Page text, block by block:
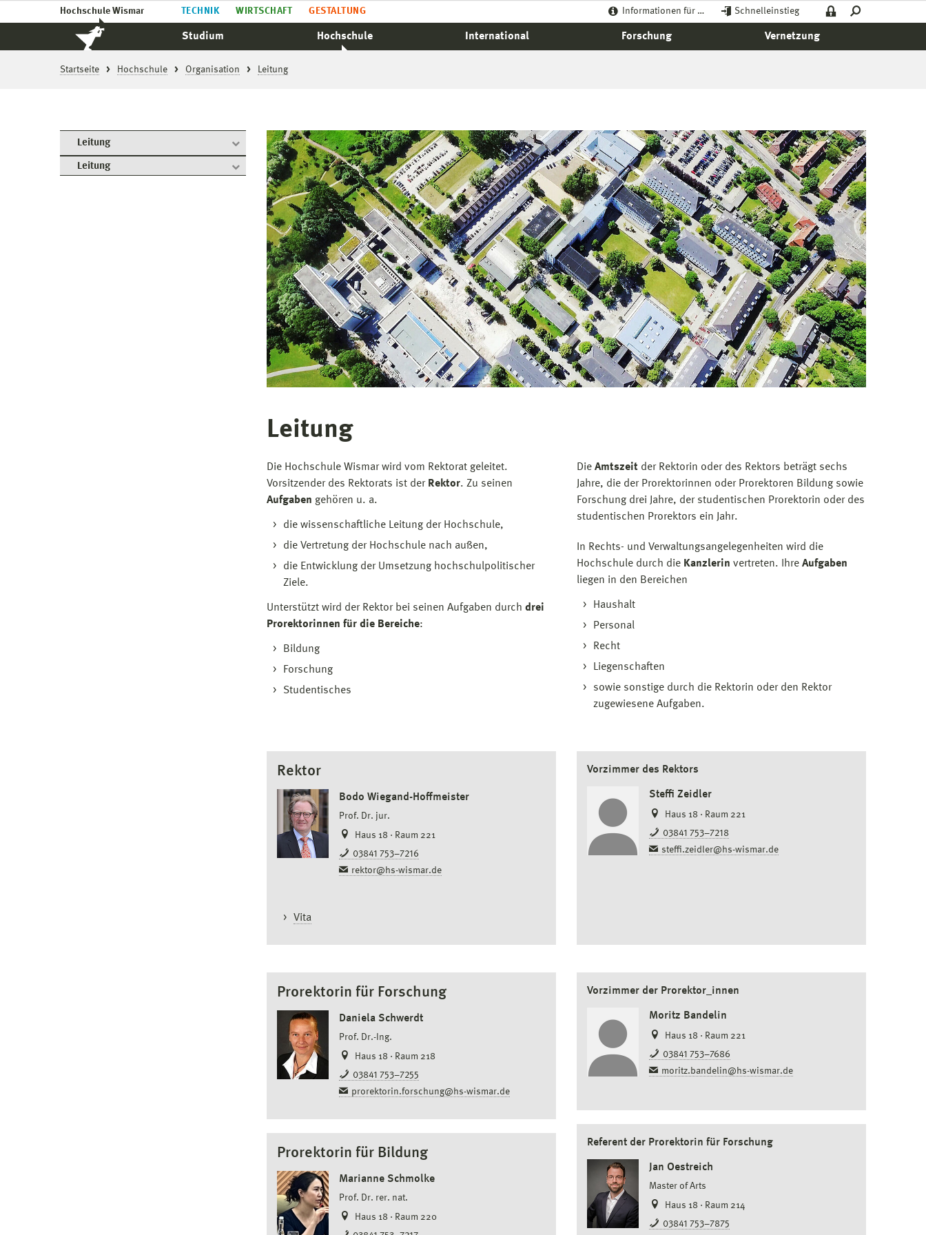
Hochschule Wismar TECHNIK WIRTSCHAFT GESTALTUNG Informationen für … Schnelleinstieg
Studium Hochschule International Forschung Vernetzung
Startseite Hochschule Organisation Leitung
Leitung
Leitung
Leitung
Die Hochschule Wismar wird vom Rektorat geleitet.
Vorsitzender des Rektorats ist der Rektor. Zu seinen
Aufgaben gehören u. a.
die wissenschaftliche Leitung der Hochschule,
die Vertretung der Hochschule nach außen,
die Entwicklung der Umsetzung hochschulpolitischer
Ziele.
Unterstützt wird der Rektor bei seinen Aufgaben durch drei
Prorektorinnen für die Bereiche:
Bildung
Forschung
Studentisches
Die Amtszeit der Rektorin oder des Rektors beträgt sechs
Jahre, die der Prorektorinnen oder Prorektoren Bildung sowie
Forschung drei Jahre, der studentischen Prorektorin oder des
studentischen Prorektors ein Jahr.
In Rechts- und Verwaltungsangelegenheiten wird die
Hochschule durch die Kanzlerin vertreten. Ihre Aufgaben
liegen in den Bereichen
Haushalt
Personal
Recht
Liegenschaften
sowie sonstige durch die Rektorin oder den Rektor
zugewiesene Aufgaben.
Rektor
Bodo Wiegand-Hoffmeister
Prof. Dr. jur.
Haus 18 · Raum 221
03841 753–7216
rektor@hs-wismar.de
Vita
Vorzimmer des Rektors
Steffi Zeidler
Haus 18 · Raum 221
03841 753–7218
steffi.zeidler@hs-wismar.de
Prorektorin für Forschung
Daniela Schwerdt
Prof. Dr.-Ing.
Haus 18 · Raum 218
03841 753–7255
prorektorin.forschung@hs-wismar.de
Prorektorin für Bildung
Marianne Schmolke
Prof. Dr. rer. nat.
Haus 18 · Raum 220
Vorzimmer der Prorektor_innen
Moritz Bandelin
Haus 18 · Raum 221
03841 753–7686
moritz.bandelin@hs-wismar.de
Referent der Prorektorin für Forschung
Jan Oestreich
Master of Arts
Haus 18 · Raum 214
03841 753–7875